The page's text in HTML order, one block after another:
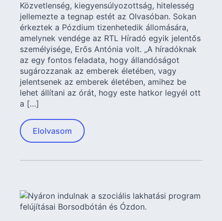
Közvetlenség, kiegyensúlyozottság, hitelesség
jellemezte a tegnap estét az Olvasóban. Sokan
érkeztek a Pózdium tizenhetedik állomására,
amelynek vendége az RTL Híradó egyik jelentős
személyisége, Erős Antónia volt. „A híradóknak
az egy fontos feladata, hogy állandóságot
sugározzanak az emberek életében, vagy
jelentsenek az emberek életében, amihez be
lehet állítani az órát, hogy este hatkor legyél ott
a […]
Elolvasom